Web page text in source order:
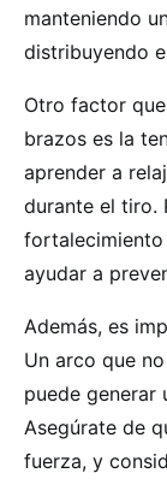
manteniendo
distribuyendo
Otro factor
brazos es la
aprender a
durante el tiro.
fortalecimiento
ayudar a
Además, es
Un arco que
puede generar
Asegúrate de
fuerza, y